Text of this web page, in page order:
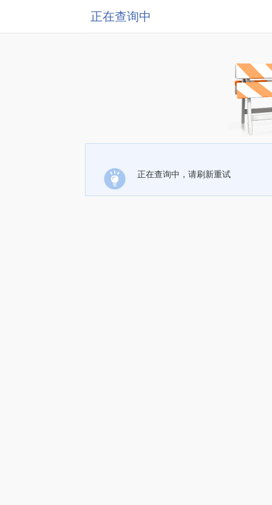
正在查询中
正在查询中，请刷新重试